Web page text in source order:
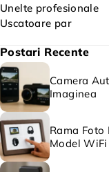
Unelte profesionale
Uscatoare par
Postari Recente
Camera
Imaginea
Rama
Model WiFi